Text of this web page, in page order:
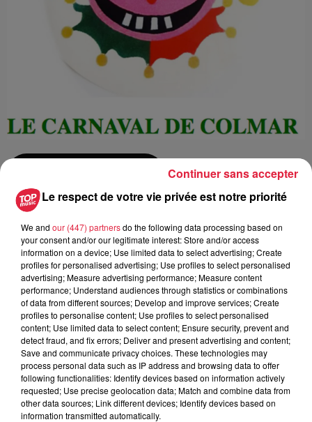
Date
du17 mars 2019 à 0h00
au17 mars 2019 à 0h00
Lieu COLMAR (68)
Organisateur http://www.carnavaldecolmar.com/
Le respect de votre vie privée est notre priorité
We and our (447) partnersdo the following data processing based on
your consent and/or our legitimate interest: Store and/or access
information on a device; Use limited data to select advertising; Create
profiles for personalised advertising; Use profiles to select personalised
advertising; Measure advertising performance; Measure content
performance; Understand audiences through statistics or combinations
of data from different sources; Develop and improve services; Create
profiles to personalise content; Use profiles to select personalised
content; Use limited data to select content; Ensure security, prevent and
detect fraud, and fix errors; Deliver and present advertising and content;
Save and communicate privacy choices. These technologies may
process personal data such as IP address and browsing data to offer
following functionalities: Identify devices based on information actively
requested; Use precise geolocation data; Match and combine data from
other data sources; Link different devices; Identify devices based on
information transmitted automatically.
Continuer sans accepter